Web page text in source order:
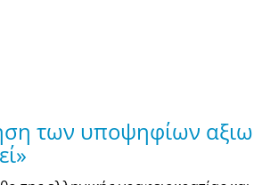
των υποψηφίων